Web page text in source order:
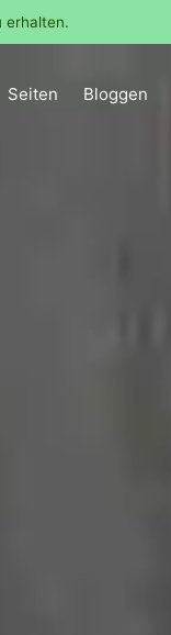
Seiten Bloggen